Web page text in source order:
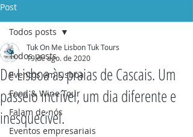
Post
Todos posts
Eventos em Lisboa
Food & Wine Tour
Falam de nós
Eventos empresariais
Todos posts
De Lisboa às praias de Cascais. Um
passeio incrível, um dia diferente e
inesquecível.
Tuk On Me Lisbon Tuk Tours
19 de ago. de 2020